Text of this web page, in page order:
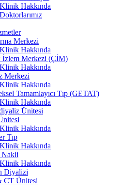
Klinik Hakkında
Doktorlarımız
Merkezi
Klinik Hakkında
İzlem Merkezi (ÇİM)
Klinik Hakkında
Merkezi
Klinik Hakkında
Tamamlayıcı Tıp (GETAT)
Klinik Hakkında
Ünitesi
Klinik Hakkında
Tıp
Klinik Hakkında
Nakli
Klinik Hakkında
Diyalizi
CT Ünitesi